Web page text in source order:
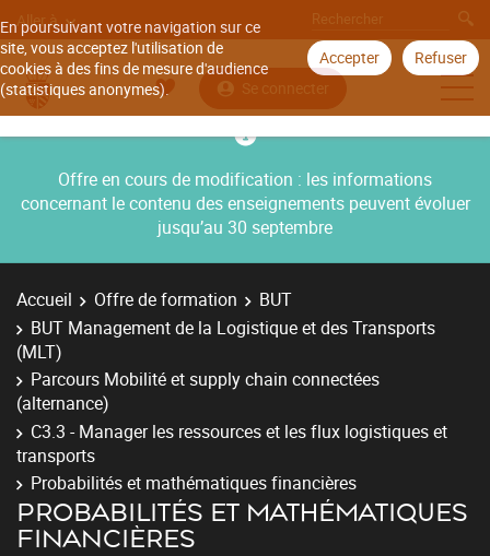
En poursuivant votre navigation sur ce
site, vous acceptez l'utilisation de
cookies à des fins de mesure d'audience
(statistiques anonymes).
Accepter Refuser
Aller à
Se connecter
Offre en cours de modification : les informations
concernant le contenu des enseignements peuvent évoluer
jusqu’au 30 septembre
Accueil Offre de formation
BUT
BUT Management de la Logistique et des Transports
(MLT)
Parcours Mobilité et supply chain connectées
(alternance)
C3.3 - Manager les ressources et les flux logistiques et
transports
Probabilités et mathématiques financières
PROBABILITÉS ET MATHÉMATIQUES
FINANCIÈRES